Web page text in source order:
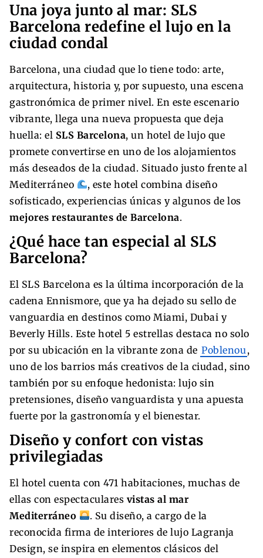
Una joya junto al mar: SLS
Barcelona redefine el lujo en la
ciudad condal
Barcelona, una ciudad que lo tiene todo: arte,
arquitectura, historia y, por supuesto, una escena
gastronómica de primer nivel. En este escenario
vibrante, llega una nueva propuesta que deja
huella: el SLS Barcelona, un hotel de lujo que
promete convertirse en uno de los alojamientos
más deseados de la ciudad. Situado justo frente al
Mediterráneo
, este hotel combina diseño
sofisticado, experiencias únicas y algunos de los
mejores restaurantes de Barcelona.
¿Qué hace tan especial al SLS
Barcelona?
El SLS Barcelona es la última incorporación de la
cadena Ennismore, que ya ha dejado su sello de
vanguardia en destinos como Miami, Dubai y
Beverly Hills. Este hotel 5 estrellas destaca no solo
por su ubicación en la vibrante zona de Poblenou ,
uno de los barrios más creativos de la ciudad, sino
también por su enfoque hedonista: lujo sin
pretensiones, diseño vanguardista y una apuesta
fuerte por la gastronomía y el bienestar.
Diseño y confort con vistas
privilegiadas
El hotel cuenta con 471 habitaciones, muchas de
ellas con espectaculares vistas al mar
Mediterráneo
. Su diseño, a cargo de la
reconocida firma de interiores de lujo Lagranja
Design, se inspira en elementos clásicos del